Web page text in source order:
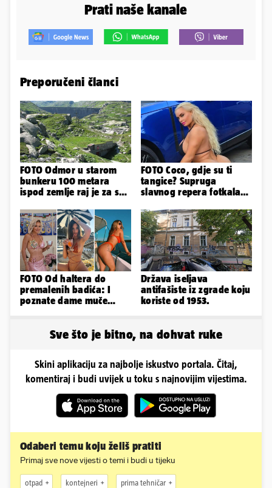
Prati naše kanale
Preporučeni članci
FOTO Odmor u starom
bunkeru 100 metara
ispod zemlje raj je za sva
FOTO Coco, gdje su ti
tangice? Supruga
slavnog repera fotkala
sve
FOTO Od haltera do
premalenih badića: I
poznate dame muče
Država iseljava
antifašiste iz zgrade koju
koriste od 1953.
Sve što je bitno, na dohvat ruke
Skini aplikaciju za najbolje iskustvo portala. Čitaj,
komentiraj i budi uvijek u toku s najnovijim vijestima.
Odaberi temu koju želiš pratiti
Primaj sve nove vijesti o temi i budi u tijeku
otpad kontejneri prima tehničar